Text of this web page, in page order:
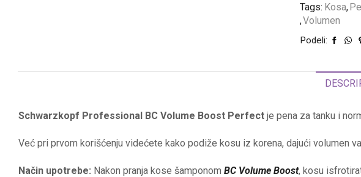
Tags: Kosa,
,Volumen
Podeli:
Schwarzkopf Professional BC Volume Boost Perfect je pena za tanku i
Već pri prvom korišćenju videćete kako podiže kosu iz korena, dajući volumen
Način upotrebe: Nakon pranja kose šamponom BC Volume Boost, kosu